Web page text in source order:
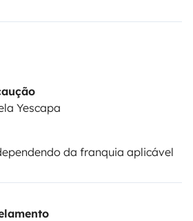
Yescapa
da franquia aplicável